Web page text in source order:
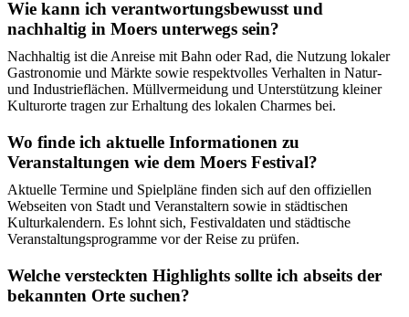
Wie kann ich verantwortungsbewusst und
nachhaltig in Moers unterwegs sein?
Nachhaltig ist die Anreise mit Bahn oder Rad, die Nutzung lokaler
Gastronomie und Märkte sowie respektvolles Verhalten in Natur-
und Industrieflächen. Müllvermeidung und Unterstützung kleiner
Kulturorte tragen zur Erhaltung des lokalen Charmes bei.
Wo finde ich aktuelle Informationen zu
Veranstaltungen wie dem Moers Festival?
Aktuelle Termine und Spielpläne finden sich auf den offiziellen
Webseiten von Stadt und Veranstaltern sowie in städtischen
Kulturkalendern. Es lohnt sich, Festivaldaten und städtische
Veranstaltungsprogramme vor der Reise zu prüfen.
Welche versteckten Highlights sollte ich abseits der
bekannten Orte suchen?